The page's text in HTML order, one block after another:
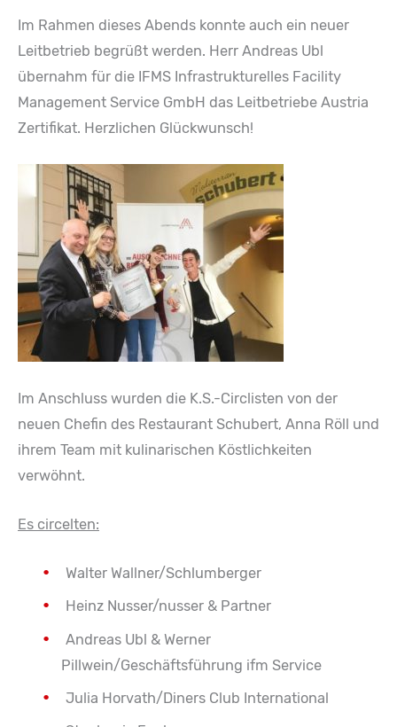
Im Rahmen dieses Abends konnte auch ein neuer
Leitbetrieb begrüßt werden. Herr Andreas Ubl
übernahm für die IFMS Infrastrukturelles Facility
Management Service GmbH das Leitbetriebe Austria
Zertifikat. Herzlichen Glückwunsch!
Im Anschluss wurden die K.S.-Circlisten von der
neuen Chefin des Restaurant Schubert, Anna Röll und
ihrem Team mit kulinarischen Köstlichkeiten
verwöhnt.
Es circelten:
Walter Wallner/Schlumberger
Heinz Nusser/nusser & Partner
Andreas Ubl & Werner
Pillwein/Geschäftsführung ifm Service
Julia Horvath/Diners Club International